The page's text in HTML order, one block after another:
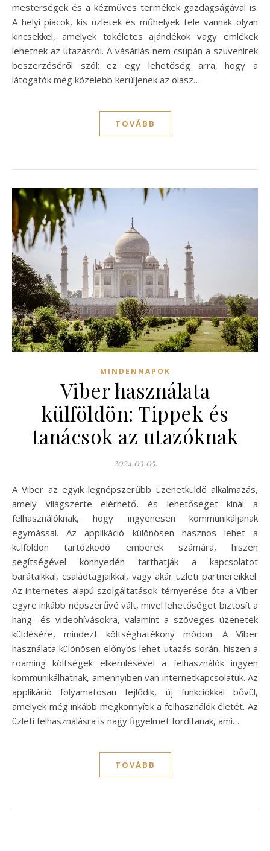
mesterségek és a kézműves termékek gazdagságával is.
A helyi piacok, kis üzletek és műhelyek tele vannak olyan
kincsekkel, amelyek tökéletes ajándékok vagy emlékek
lehetnek az utazásról. A vásárlás nem csupán a szuvenírek
beszerzéséről szól; ez egy lehetőség arra, hogy a
látogatók még közelebb kerüljenek az olasz…
TOVÁBB
MINDENNAPOK
Viber használata
külföldön: Tippek és
tanácsok az utazóknak
2024.03.05.
A Viber az egyik legnépszerűbb üzenetküldő alkalmazás,
amely világszerte elérhető, és lehetőséget kínál a
felhasználóknak, hogy ingyenesen kommunikáljanak
egymással. Az applikáció különösen hasznos lehet a
külföldön tartózkodó emberek számára, hiszen
segítségével könnyedén tarthatják a kapcsolatot
barátaikkal, családtagjaikkal, vagy akár üzleti partnereikkel.
Az internetes alapú szolgáltatások térnyerése óta a Viber
egyre inkább népszerűvé vált, mivel lehetőséget biztosít a
hang- és videohívásokra, valamint a szöveges üzenetek
küldésére, mindezt költséghatékony módon. A Viber
használata különösen előnyös lehet utazás során, hiszen a
roaming költségek elkerülésével a felhasználók ingyen
kommunikálhatnak, amennyiben van internetkapcsolatuk. Az
applikáció folyamatosan fejlődik, új funkciókkal bővül,
amelyek még inkább megkönnyítik a felhasználók életét. Az
üzleti felhasználásra is nagy figyelmet fordítanak, ami…
TOVÁBB